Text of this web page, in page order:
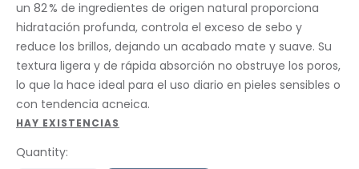
un 82 % de ingredientes de origen natural proporciona
hidratación profunda, controla el exceso de sebo y
reduce los brillos, dejando un acabado mate y suave. Su
textura ligera y de rápida absorción no obstruye los poros,
lo que la hace ideal para el uso diario en pieles sensibles o
con tendencia acneica.
HAY EXISTENCIAS
Quantity: